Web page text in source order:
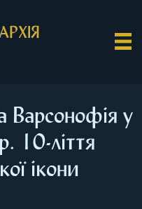
Варсонофія у
10-ліття
ікони